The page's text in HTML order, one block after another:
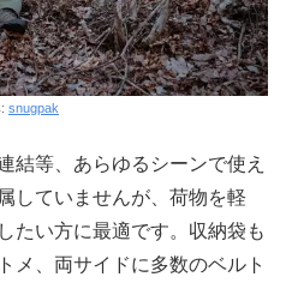
snugpak
結等、あらゆるシーンで使え
していませんが、荷物を軽
たい方に最適です。収納袋も
メ、両サイドに多数のベルト